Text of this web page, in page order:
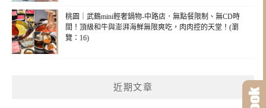
桃園｜武鶴mini輕奢鍋物-中路店．無點餐限制、無CD時
間！頂級和牛與澎湃海鮮無限爽吃，肉肉控的天堂！(瀏
覽：16)
近期文章